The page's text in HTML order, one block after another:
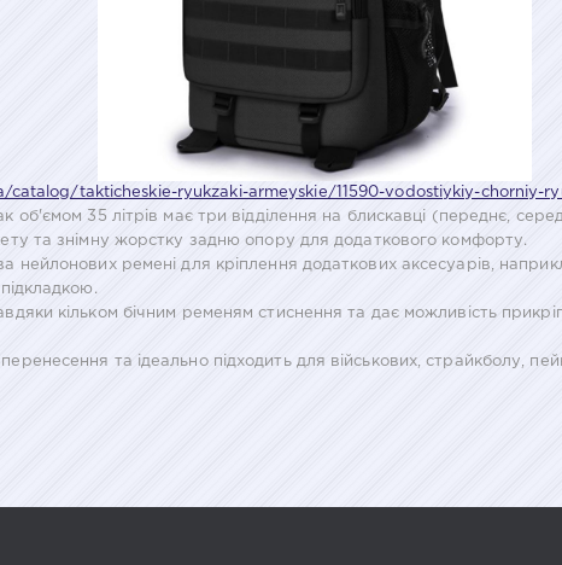
catalog/takticheskie-ryukzaki-armeyskie/11590-vodostiykiy-chorniy-
об'ємом 35 літрів має три відділення на блискавці (переднє,
та знімну жорстку задню опору для додаткового комфорту.
нейлонових ремені для кріплення додаткових аксесуарів,
кільком бічним ременям стиснення та дає можливість
та ідеально підходить для військових, страйкболу,